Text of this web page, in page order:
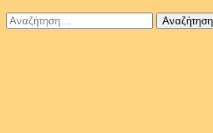
Αναζήτηση
για: